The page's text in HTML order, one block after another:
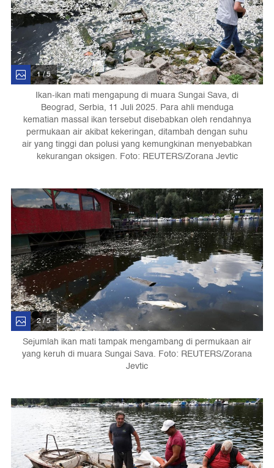
1 / 5
Ikan-ikan mati mengapung di muara Sungai Sava, di
Beograd, Serbia, 11 Juli 2025. Para ahli menduga
kematian massal ikan tersebut disebabkan oleh rendahnya
permukaan air akibat kekeringan, ditambah dengan suhu
air yang tinggi dan polusi yang kemungkinan menyebabkan
kekurangan oksigen. Foto: REUTERS/Zorana Jevtic
2 / 5
Sejumlah ikan mati tampak mengambang di permukaan air
yang keruh di muara Sungai Sava. Foto: REUTERS/Zorana
Jevtic